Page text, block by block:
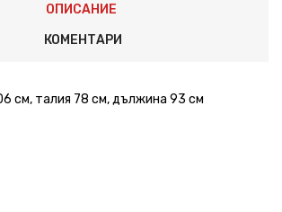
ОПИСАНИЕ
КОМЕНТАРИ
см, талия 78 см, дължина 93 см